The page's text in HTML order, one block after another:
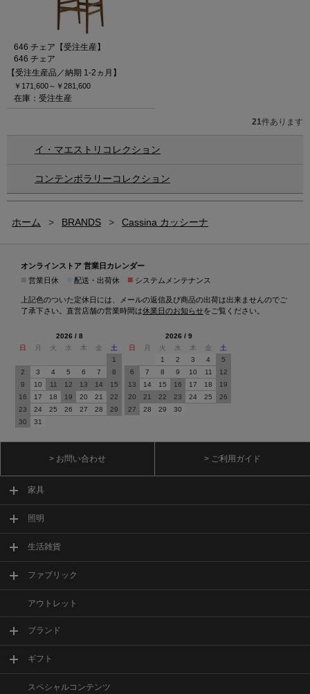
646 チェア【受注生産】
646 チェア
【受注生産品／納期 1-2ヵ月】
￥171,600～ ￥281,600
在庫：受注生産
21件あります
イ・マエストリコレクション
コンテンポラリーコレクション
ホーム > BRANDS > Cassina カッシーナ
オンラインストア 営業日カレンダー
営業日休 配送・出荷休 ■ システムメンテナンス
上記色のついた定休日には、メールの返信及び商品の出荷は出来ませんのでご
了承下さい。直営店舗の営業時間は休業日のお知らせをご覧ください。
2026 / 8
日
月 火 水 木 金
土
1
2
3 4 5 6 7
8
9
10 11 12 13 14
15
16
17 18 19 20 21
22
23
24 25 26 27 28
29
30
31
2026 / 9
日
月 火 水 木 金
土
1
2 3 4
5
6
7 8 9 10 11
12
13
14 15 16 17 18
19
20
21 22 23 24 25
26
27
28 29 30
> お問い合わせ > ご利用ガイド
家具
照明
生活雑貨
ファブリック
アウトレット
ブランド
ギフト
スペシャルコンテンツ